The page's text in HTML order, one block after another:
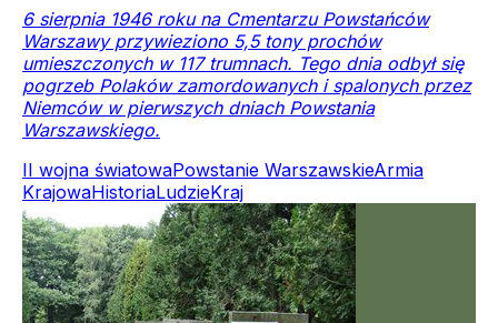
6 sierpnia 1946 roku na Cmentarzu Powstańców
Warszawy przywieziono 5,5 tony prochów
umieszczonych w 117 trumnach. Tego dnia odbył się
pogrzeb Polaków zamordowanych i spalonych przez
Niemców w pierwszych dniach Powstania
Warszawskiego.
II wojna światowaPowstanie WarszawskieArmia
KrajowaHistoriaLudzieKraj